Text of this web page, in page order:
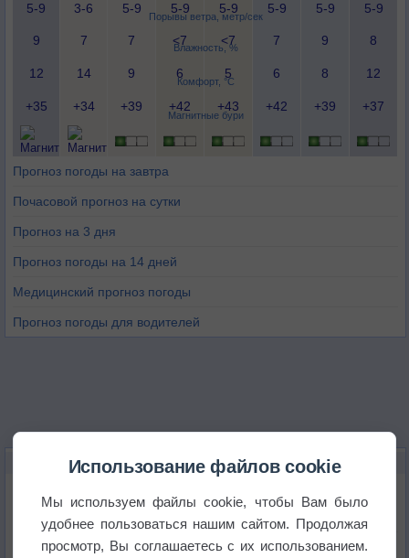
Порывы ветра, метр/сек
Влажность, %
Комфорт, °C
Магнитные бури
5-9
3-6
5-9
5-9
5-9
5-9
5-9
5-9
9 7 7 <7 <7 7 9 8
12 14 9 6 5 6 8 12
+35 +34 +39 +42 +43 +42 +39 +37
Прогноз погоды на завтра
Почасовой прогноз на сутки
Прогноз на 3 дня
Прогноз погоды на 14 дней
Медицинский прогноз погоды
Прогноз погоды для водителей
НОВОЕ О ПОГОДЕ
Приложение построит маршрут через тень
Использование файлов cookie
Мы используем файлы cookie, чтобы Вам было
удобнее пользоваться нашим сайтом. Продолжая
просмотр, Вы соглашаетесь с их использованием.